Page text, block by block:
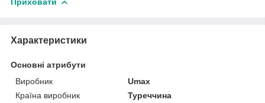
Характеристики
Основні атрибути
Виробник
Umax
Країна виробник
Туреччина